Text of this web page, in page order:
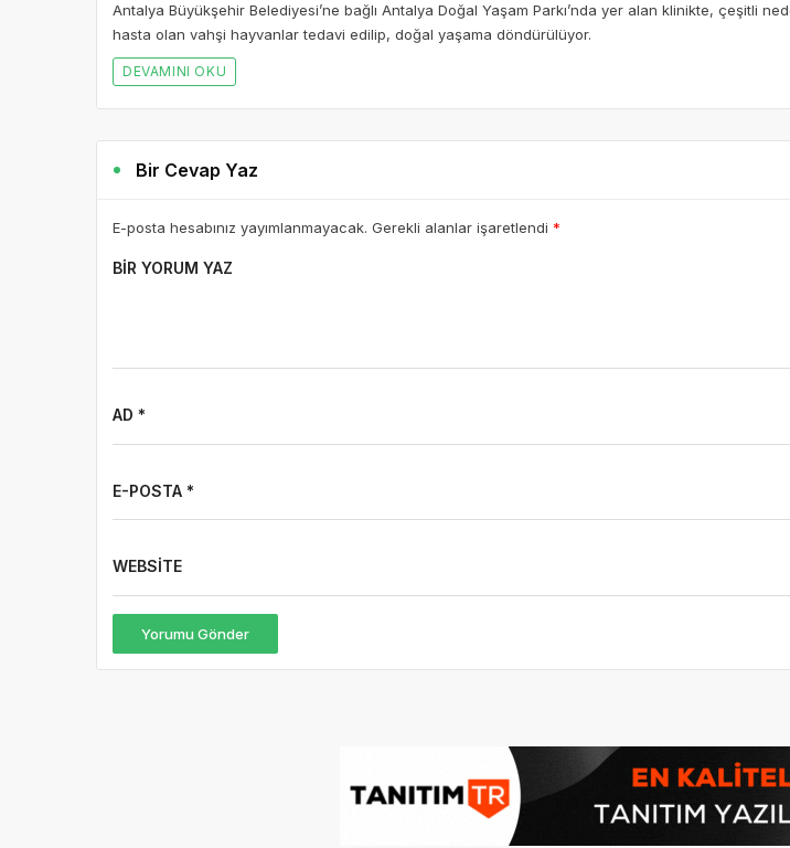
Antalya Büyükşehir Belediyesi’ne bağlı Antalya Doğal Yaşam Parkı’nda yer alan klinikte, çeşitli
hasta olan vahşi hayvanlar tedavi edilip, doğal yaşama döndürülüyor.
DEVAMINI OKU
Bir Cevap Yaz
E-posta hesabınız yayımlanmayacak. Gerekli alanlar işaretlendi *
BIR YORUM YAZ
AD *
E-POSTA *
WEBSITE
Yorumu Gönder